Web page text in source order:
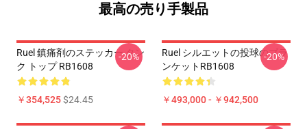
最高の売り手製品
Ruel 鎮痛剤のステッカー タン
ク トップ RB1608
￥354,525$24.45
-20%
Ruel シルエットの投球のブラ
ンケットRB1608
￥493,000 - ￥942,500
-20%